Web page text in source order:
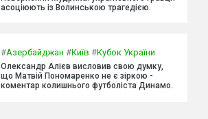
асоціюють із Волинською трагедією.
#Азербайджан #Київ #Кубок України
Олександр Алієв висловив свою думку,
що Матвій Пономаренко не є зіркою -
коментар колишнього футболіста Динамо.